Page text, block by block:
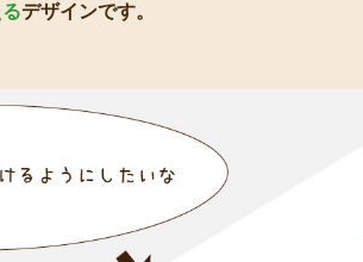
デザインです。